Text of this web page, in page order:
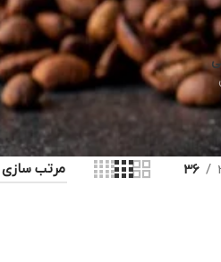
36